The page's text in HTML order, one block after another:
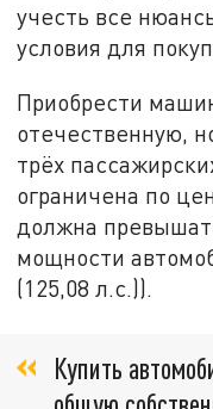
учесть все
условия для
Приобрести
отечественную,
трёх
ограничена по
должна
мощности
(125,08 л.с.)).
Купить